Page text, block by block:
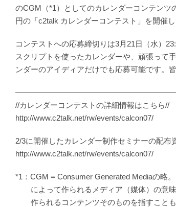
のCGM（*1）としてのカレンダーコンテンツ
円の「c2talk カレンダーコンテスト」を開催し
コンテストへの応募締切りは3月21日（水）
スクリプトを使ったカレンダーや、頑張って
ンダーのアイディアだけでも応募可能です。
//カレンダーコンテストの詳細情報はこちら//
http://www.c2talk.net/rw/events/calcon07/
2/3に開催したカレンダー制作セミナーの配布
http://www.c2talk.net/rw/events/calcon07/
*1：CGM = Consumer Generated Mediaの略
によって作られるメディア（媒体）の意味
作られるコンテンツそのものを指すことも